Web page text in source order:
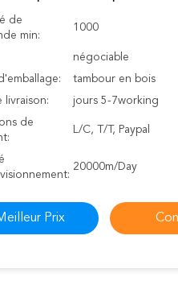
de
min:
1000
négociable
tambour en bois
livraison:
jours 5-7working
de
L/C, T/T, Paypal
20000m/Day
Prix